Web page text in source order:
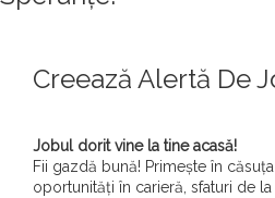
Creează Alertă De
Jobul dorit vine la tine acasă!
Fii gazdă bună! Primește în
oportunități în carieră, sfaturi de